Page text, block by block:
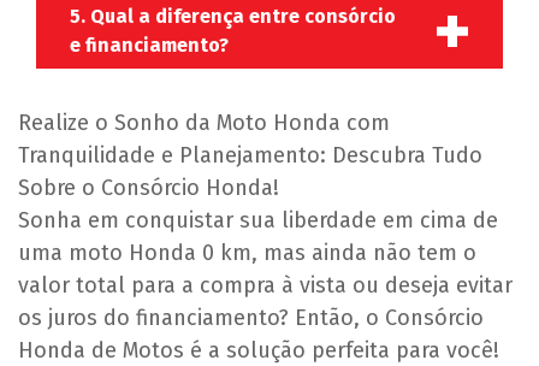
5. Qual a diferença entre consórcio
e financiamento?
Realize o Sonho da Moto Honda com
Tranquilidade e Planejamento: Descubra Tudo
Sobre o Consórcio Honda!
Sonha em conquistar sua liberdade em cima de
uma moto Honda 0 km, mas ainda não tem o
valor total para a compra à vista ou deseja evitar
os juros do financiamento? Então, o Consórcio
Honda de Motos é a solução perfeita para você!